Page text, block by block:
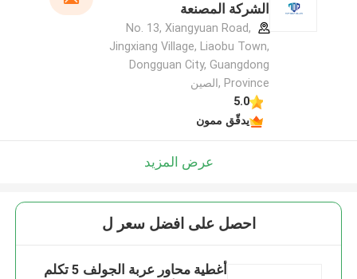
الشركة المصنعة
No. 13, Xiangyuan Road,
Jingxiang Village, Liaobu Town,
Dongguan City, Guangdong
Province ,الصين
5.0
يدقّق ممون
عرض المزيد
احصل على افضل سعر ل
أغطية محاور عربة الجولف 5 تكلم